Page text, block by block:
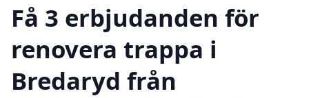
Få 3 erbjudanden för
renovera trappa i
Bredaryd från